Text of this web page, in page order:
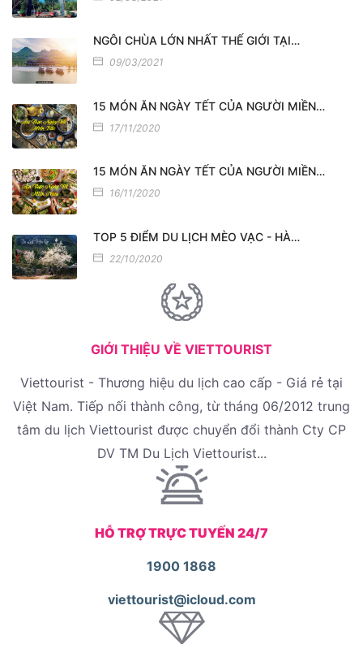
NGÔI CHÙA LỚN NHẤT THẾ GIỚI TẠI…
09/03/2021
15 MÓN ĂN NGÀY TẾT CỦA NGƯỜI MIỀN…
17/11/2020
15 MÓN ĂN NGÀY TẾT CỦA NGƯỜI MIỀN…
16/11/2020
TOP 5 ĐIỂM DU LỊCH MÈO VẠC - HÀ…
22/10/2020
GIỚI THIỆU VỀ VIETTOURIST
Viettourist - Thương hiệu du lịch cao cấp - Giá rẻ tại
Việt Nam. Tiếp nối thành công, từ tháng 06/2012 trung
tâm du lịch Viettourist được chuyển đổi thành Cty CP
DV TM Du Lịch Viettourist...
HỖ TRỢ TRỰC TUYẾN 24/7
1900 1868
viettourist@icloud.com